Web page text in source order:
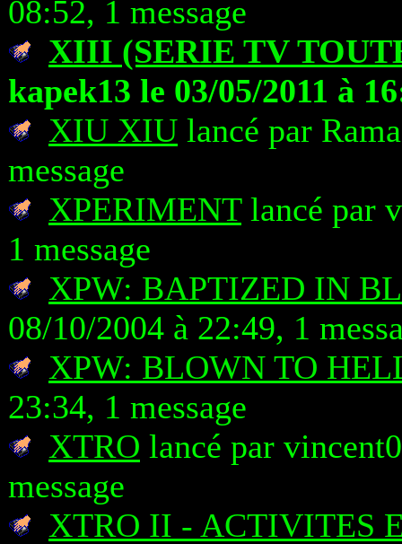
08:52, 1 message
XIII (SERIE TV
kapek13 le 03/05/2011 à
XIU XIU lancé par
message
XPERIMENTlancé par
1 message
XPW: BAPTIZED IN
08/10/2004 à 22:49, 1
XPW: BLOWN TO
23:34, 1 message
XTRO lancé par
message
XTRO II - ACTIVITES